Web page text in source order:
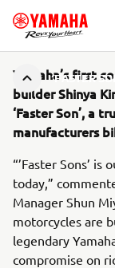
‘FASTER
Yamaha’s first
builder Shinya
‘Faster Son’, a
manufacturers
“’Faster Sons’
today,”
Manager Shun
motorcycles are
legendary
compromise on